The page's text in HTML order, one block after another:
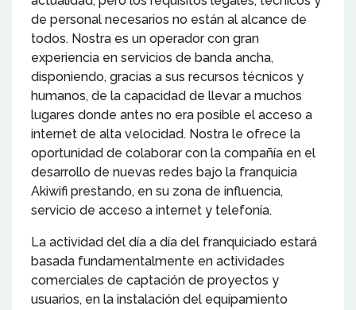
de personal necesarios no están al alcance de
todos. Nostra es un operador con gran
experiencia en servicios de banda ancha,
disponiendo, gracias a sus recursos técnicos y
humanos, de la capacidad de llevar a muchos
lugares donde antes no era posible el acceso a
internet de alta velocidad. Nostra le ofrece la
oportunidad de colaborar con la compañía en el
desarrollo de nuevas redes bajo la franquicia
Akiwifi prestando, en su zona de influencia,
servicio de acceso a internet y telefonía.
La actividad del día a día del franquiciado estará
basada fundamentalmente en actividades
comerciales de captación de proyectos y
usuarios, en la instalación del equipamiento